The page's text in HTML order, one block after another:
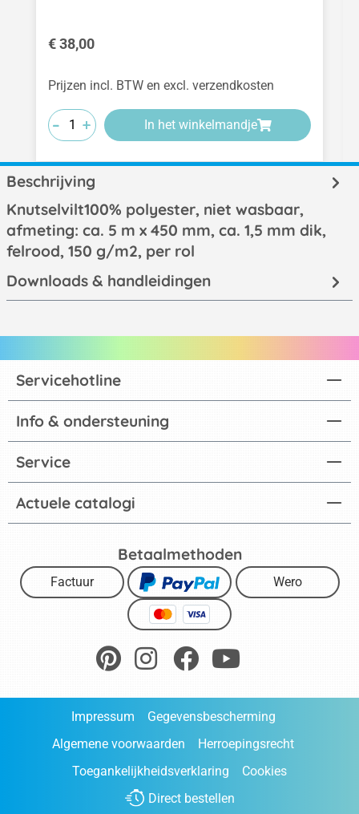
Normale prijs:
€ 38,00
Prijzen incl. BTW en excl. verzendkosten
-
-
- +
+
+ In het winkelmandje
Beschrijving
Knutselvilt100% polyester, niet wasbaar,
afmeting: ca. 5 m x 450 mm, ca. 1,5 mm dik,
felrood, 150 g/m2, per rol
Downloads & handleidingen
Actuele catalogi
Servicehotline
Info & ondersteuning
Service
Betaalmethoden
Factuur Wero
Impressum
Gegevensbescherming
Algemene voorwaarden
Herroepingsrecht
Toegankelijkheidsverklaring
Cookies
Direct bestellen